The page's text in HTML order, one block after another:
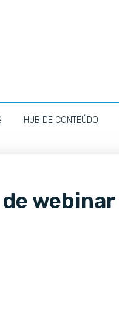
HUB DE CONTEÚDO
webinar